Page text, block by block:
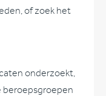
of zoek het
onderzoekt,
beroepsgroepen